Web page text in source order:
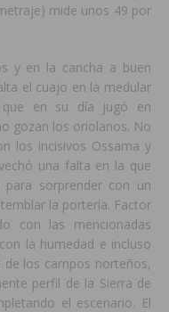
mide unos 49 por
y en la cancha a buen
el cuajo en la medular
en su día jugó en
gozan los oriolanos. No
los incisivos Ossama y
una falta en la que
sorprender con un
la portería. Factor
con las mencionadas
la humedad e incluso
los campos norteños,
perfil de la Sierra de
el escenario. El